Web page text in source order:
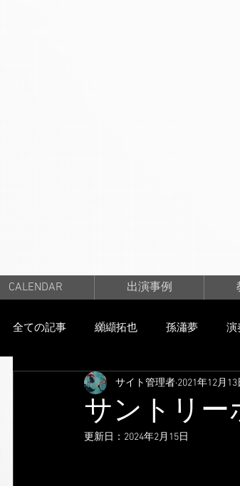
CALENDAR 出演事例
全ての記事 纐纈拓也 孫瀟夢 演
サントリー
サイト管理者 2021年12月13
更新日： 2024年2月15日